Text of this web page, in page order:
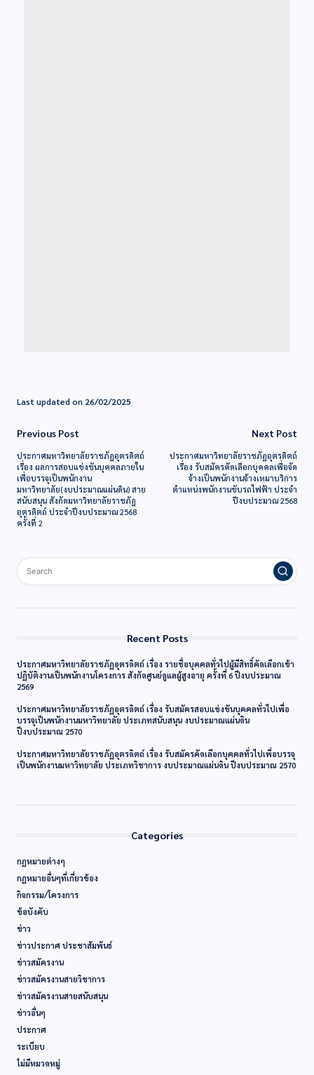
Last updated on 26/02/2025
Previous Post
ประกาศมหาวิทยาลัยราชภัฏอุตรดิตถ์
เรื่อง ผลการสอบแข่งขันบุคคลภายใน
เพื่อบรรจุเป็นพนักงาน
มหาวิทยาลัย(งบประมาณแผ่นดิน) สาย
สนับสนุน สังกัดมหาวิทยาลัยราชภัฏ
อุตรดิตถ์ ประจำปีงบประมาณ 2568
ครั้งที่ 2
Next Post
ประกาศมหาวิทยาลัยราชภัฏอุตรดิตถ์
เรื่อง รับสมัครคัดเลือกบุคคลเพื่อจัด
จ้างเป็นพนักงานจ้างเหมาบริการ
ตำแหน่งพนักงานขับรถไฟฟ้า ประจำ
ปีงบประมาณ 2568
Recent Posts
ประกาศมหาวิทยาลัยราชภัฏอุตรดิตถ์ เรื่อง รายชื่อบุคคลทั่วไปผู้มีสิทธิ์คัดเลือกเข้า
ปฏิบัติงานเป็นพนักงานโครงการ สังกัดศูนย์ดูแลผู้สูงอายุ ครั้งที่ 6 ปีงบประมาณ
2569
ประกาศมหาวิทยาลัยราชภัฏอุตรดิตถ์ เรื่อง รับสมัครสอบแข่งขันบุคคลทั่วไปเพื่อ
บรรจุเป็นพนักงานมหาวิทยาลัย ประเภทสนับสนุน งบประมาณแผ่นดิน
ปีงบประมาณ 2570
ประกาศมหาวิทยาลัยราชภัฏอุตรดิตถ์ เรื่อง รับสมัครคัดเลือกบุคคลทั่วไปเพื่อบรรจุ
เป็นพนักงานมหาวิทยาลัย ประเภทวิชาการ งบประมาณแผ่นดิน ปีงบประมาณ 2570
Categories
กฏหมายต่างๆ
กฏหมายอื่นๆที่เกี่ยวข้อง
กิจกรรม/โครงการ
ข้อบังคับ
ข่าว
ข่าวประกาศ ประชาสัมพันธ์
ข่าวสมัครงาน
ข่าวสมัครงานสายวิชาการ
ข่าวสมัครงานสายสนับสนุน
ข่าวอื่นๆ
ประกาศ
ระเบียบ
ไม่มีหมวดหมู่